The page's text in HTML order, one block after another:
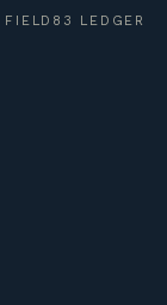
FIELD83 LEDGER